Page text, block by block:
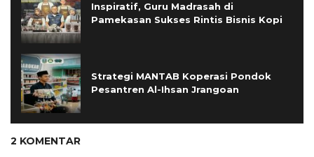
Inspiratif, Guru Madrasah di
Pamekasan Sukses Rintis Bisnis Kopi
Strategi MANTAB Koperasi Pondok
Pesantren Al-Ihsan Jrangoan
2 KOMENTAR